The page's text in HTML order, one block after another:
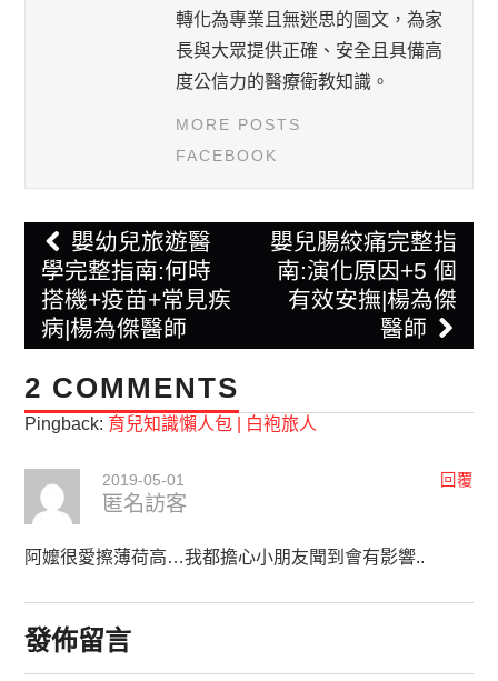
轉化為專業且無迷思的圖文，為家
長與大眾提供正確、安全且具備高
度公信力的醫療衛教知識。
MORE POSTS
FACEBOOK
Post
navigation
嬰幼兒旅遊醫
學完整指南:何時
搭機+疫苗+常見疾
病|楊為傑醫師
嬰兒腸絞痛完整指
南:演化原因+5 個
有效安撫|楊為傑
醫師
2 COMMENTS
Pingback: 育兒知識懶人包 | 白袍旅人
回覆
2019-05-01
匿名訪客
阿嬤很愛擦薄荷高…我都擔心小朋友聞到會有影響..
發佈留言